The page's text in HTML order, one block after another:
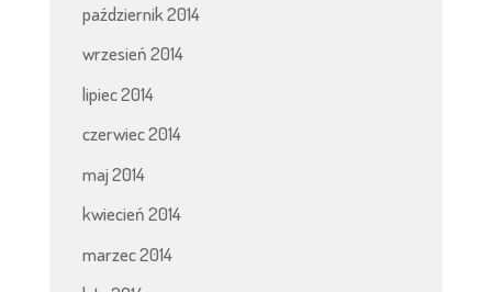
październik 2014
wrzesień 2014
lipiec 2014
czerwiec 2014
maj 2014
kwiecień 2014
marzec 2014